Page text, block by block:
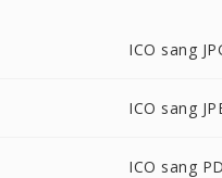
ICO sang
ICO sang
ICO sang